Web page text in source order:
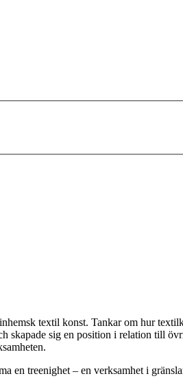
textil konst. Tankar om hur
sig en position i relation till
en treenighet – en verksamhet i